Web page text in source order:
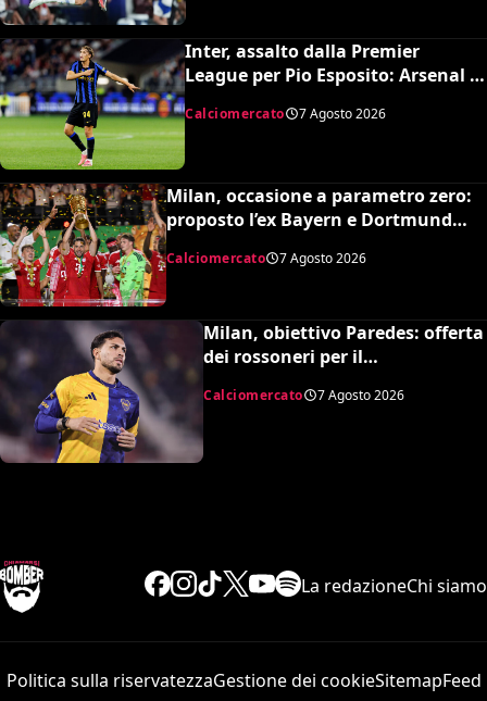
Inter, assalto dalla Premier
League per Pio Esposito: Arsenal e
Calciomercato 7 Agosto 2026
Milan, occasione a parametro zero:
proposto l’ex Bayern e Dortmund
Raphaël Guerreiro per il nuovo
modulo
Calciomercato 7 Agosto 2026
Milan, obiettivo Paredes: offerta
dei rossoneri per il
Calciomercato 7 Agosto 2026
La redazioneChi siamo
Politica sulla riservatezzaGestione dei cookieSitemapFeed